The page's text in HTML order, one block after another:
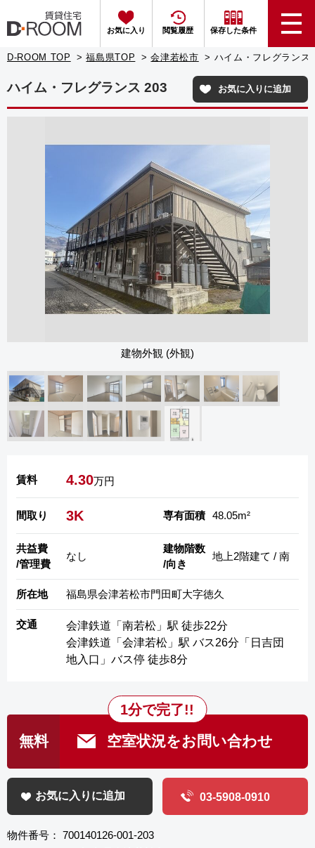
お気に入り 閲覧履歴 保存した条件
D-ROOM TOP 福島県TOP 会津若松市 ハイム・フレグランス
ハイム・フレグランス 203 お気に入りに追加
建物外観 (外観)
賃料 4.30万円
間取り 3K
共益費
/管理費
なし
専有面積 48.05m²
建物階数
/向き
地上2階建て / 南
所在地 福島県会津若松市門田町大字徳久
交通
会津鉄道「南若松」駅 徒歩22分
会津鉄道「会津若松」駅 バス26分「日吉団
地入口」バス停 徒歩8分
無料 空室状況をお問い合わせ
1分で完了!!
お気に入りに追加 03-5908-0910
物件番号： 700140126-001-203